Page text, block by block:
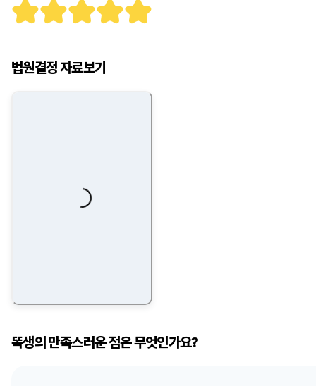
법원결정 자료보기
Loading...
똑생의 만족스러운 점은 무엇인가요?